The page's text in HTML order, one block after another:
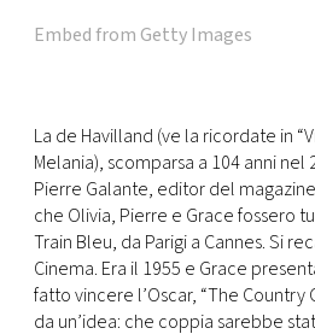
Embed from Getty Images
La de Havilland (ve la ricordate in
Melania), scomparsa a 104 anni nel
Pierre Galante, editor del
che Olivia, Pierre e Grace fossero
Train Bleu, da Parigi a Cannes. Si
Cinema. Era il 1955 e Grace
fatto vincere l’Oscar, “The Country
da un’idea: che coppia sarebbe